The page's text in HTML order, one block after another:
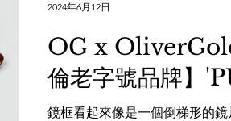
OG x
倫老字號品牌】
鏡框看起來像是一個倒梯形的
2024年6月12日